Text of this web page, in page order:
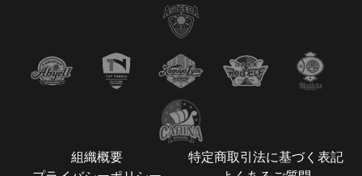
組織概要
特定商取引法に基づく表記